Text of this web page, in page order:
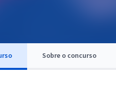
Sobre o concurso